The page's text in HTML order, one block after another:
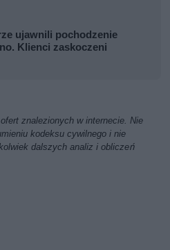
ujawnili pochodzenie
Klienci zaskoczeni
znalezionych w internecie. Nie
kodeksu cywilnego i nie
dalszych analiz i obliczeń